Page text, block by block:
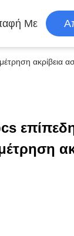
Με
ακρίβεια